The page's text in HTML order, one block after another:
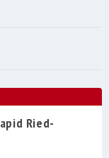
Ried-